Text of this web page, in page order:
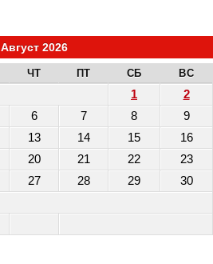
Август 2026
ЧТ ПТ СБ ВС
1
2
6 7 8
9
13 14 15
16
20 21 22
23
27 28 29
30